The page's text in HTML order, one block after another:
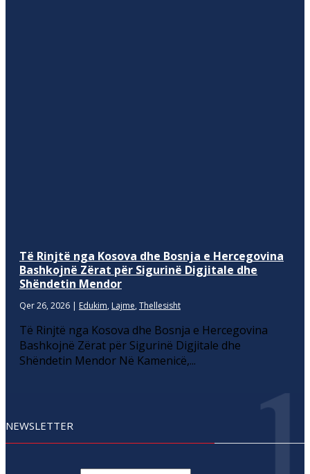
Të Rinjtë nga Kosova dhe Bosnja e Hercegovina
Bashkojnë Zërat për Sigurinë Digjitale dhe
Shëndetin Mendor
Qer 26, 2026 | Edukim, Lajme, Thellesisht
Të Rinjtë nga Kosova dhe Bosnja e Hercegovina
Bashkojnë Zërat për Sigurinë Digjitale dhe
Shëndetin Mendor Në Kamenicë,...
NEWSLETTER